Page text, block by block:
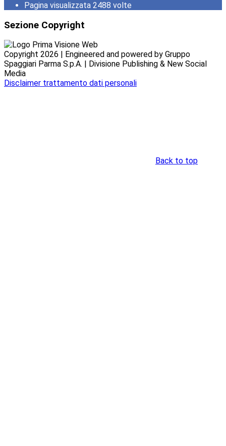
Pagina visualizzata 2488 volte
Sezione Copyright
Copyright 2026 | Engineered and powered by Gruppo
Spaggiari Parma S.p.A. | Divisione Publishing & New Social
Media
Disclaimer trattamento dati personali
Back to top